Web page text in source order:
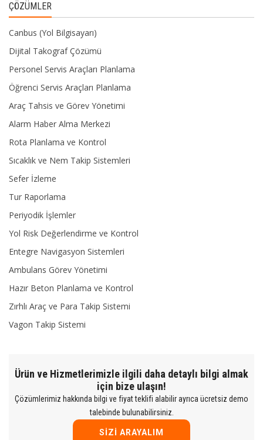
ÇÖZÜMLER
Canbus (Yol Bilgisayarı)
Dijital Takograf Çözümü
Personel Servis Araçları Planlama
Öğrenci Servis Araçları Planlama
Araç Tahsis ve Görev Yönetimi
Alarm Haber Alma Merkezi
Rota Planlama ve Kontrol
Sıcaklık ve Nem Takip Sistemleri
Sefer İzleme
Tur Raporlama
Periyodik İşlemler
Yol Risk Değerlendirme ve Kontrol
Entegre Navigasyon Sistemleri
Ambulans Görev Yönetimi
Hazır Beton Planlama ve Kontrol
Zırhlı Araç ve Para Takip Sistemi
Vagon Takip Sistemi
Ürün ve Hizmetlerimizle ilgili daha detaylı bilgi almak
için bize ulaşın!
Çözümlerimiz hakkında bilgi ve fiyat teklifi alabilir ayrıca ücretsiz demo
talebinde bulunabilirsiniz.
SIZI ARAYALIM